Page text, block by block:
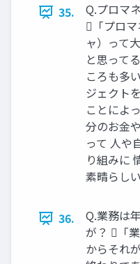
35.
Q.プロマ
「プロ
ャ）って
と思って
ころも多
ジェクト
ことによ
分のお金
って 人や
り組みに
素晴らし
36.
Q.業務は
が？ 「
からそれ